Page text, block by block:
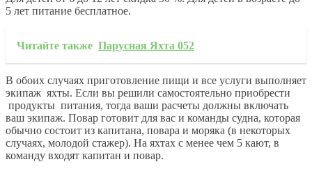
5 лет питание бесплатное.
Читайте также Парусная Яхта 052
В обоих случаях приготовление пищи и все услуги выполняет
экипаж яхты. Если вы решили самостоятельно приобрести
продукты питания, тогда ваши расчеты должны включать
ваш экипаж. Повар готовит для вас и команды судна, которая
обычно состоит из капитана, повара и моряка (в некоторых
случаях, молодой стажер). На яхтах с менее чем 5 кают, в
команду входят капитан и повар.